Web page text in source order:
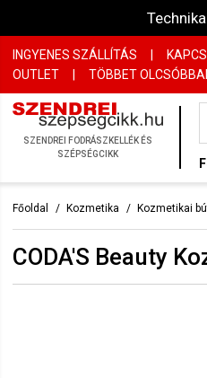
INGYENES SZÁLLÍTÁS
OUTLET
| TÖBBET
SZENDREI FODRÁSZKELLÉK ÉS
SZÉPSÉGCIKK
Főoldal Kozmetika Kozmetikai
CODA'S Beauty